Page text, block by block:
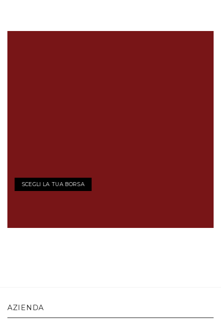
SCEGLI LA TUA BORSA
AZIENDA